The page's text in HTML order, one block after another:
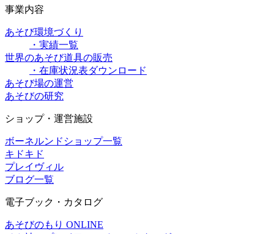
事業内容
あそび環境づくり
・実績一覧
世界のあそび道具の販売
・在庫状況表ダウンロード
あそび場の運営
あそびの研究
ショップ・運営施設
ボーネルンドショップ一覧
キドキド
プレイヴィル
ブログ一覧
電子ブック・カタログ
あそびのもり ONLINE